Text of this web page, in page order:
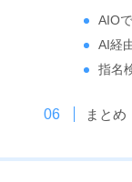
AIO
AI経
指名
まとめ